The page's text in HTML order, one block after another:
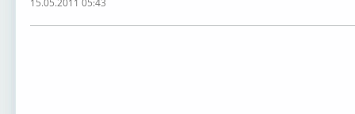
15.05.2011 05:43